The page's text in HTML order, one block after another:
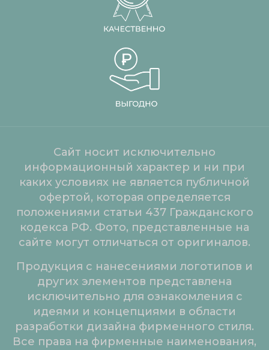
Сайт носит исключительно
информационный характер и ни при
каких условиях не является публичной
офертой, которая определяется
положениями статьи 437 Гражданского
кодекса РФ. Фото, представленные на
сайте могут отличаться от оригиналов.
Продукция с нанесениями логотипов и
других элементов представлена
исключительно для ознакомления с
идеями и концепциями в области
разработки дизайна фирменного стиля.
Все права на фирменные наименования,